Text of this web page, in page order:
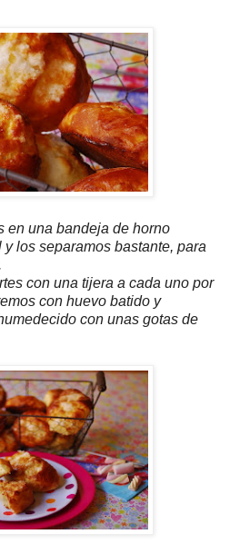
en una bandeja de horno
los separamos bastante, para
con una tijera a cada uno por
con huevo batido y
con unas gotas de